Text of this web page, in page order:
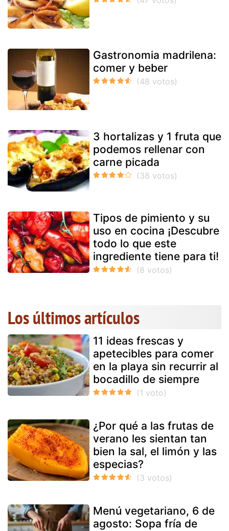
Gastronomia madrilena:
comer y beber
3 hortalizas y 1 fruta que
podemos rellenar con
carne picada
Tipos de pimiento y su
uso en cocina ¡Descubre
todo lo que este
ingrediente tiene para ti!
Los últimos artículos
11 ideas frescas y
apetecibles para comer
en la playa sin recurrir al
bocadillo de siempre
¿Por qué a las frutas de
verano les sientan tan
bien la sal, el limón y las
especias?
Menú vegetariano, 6 de
agosto: Sopa fría de